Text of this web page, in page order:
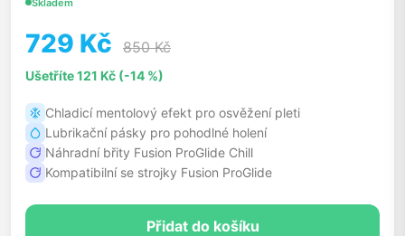
729 Kč 850 Kč
Ušetříte 121 Kč (-14 %)
Chladicí mentolový efekt pro osvěžení pleti
Lubrikační pásky pro pohodlné holení
Náhradní břity Fusion ProGlide Chill
Kompatibilní se strojky Fusion ProGlide
Přidat do košíku